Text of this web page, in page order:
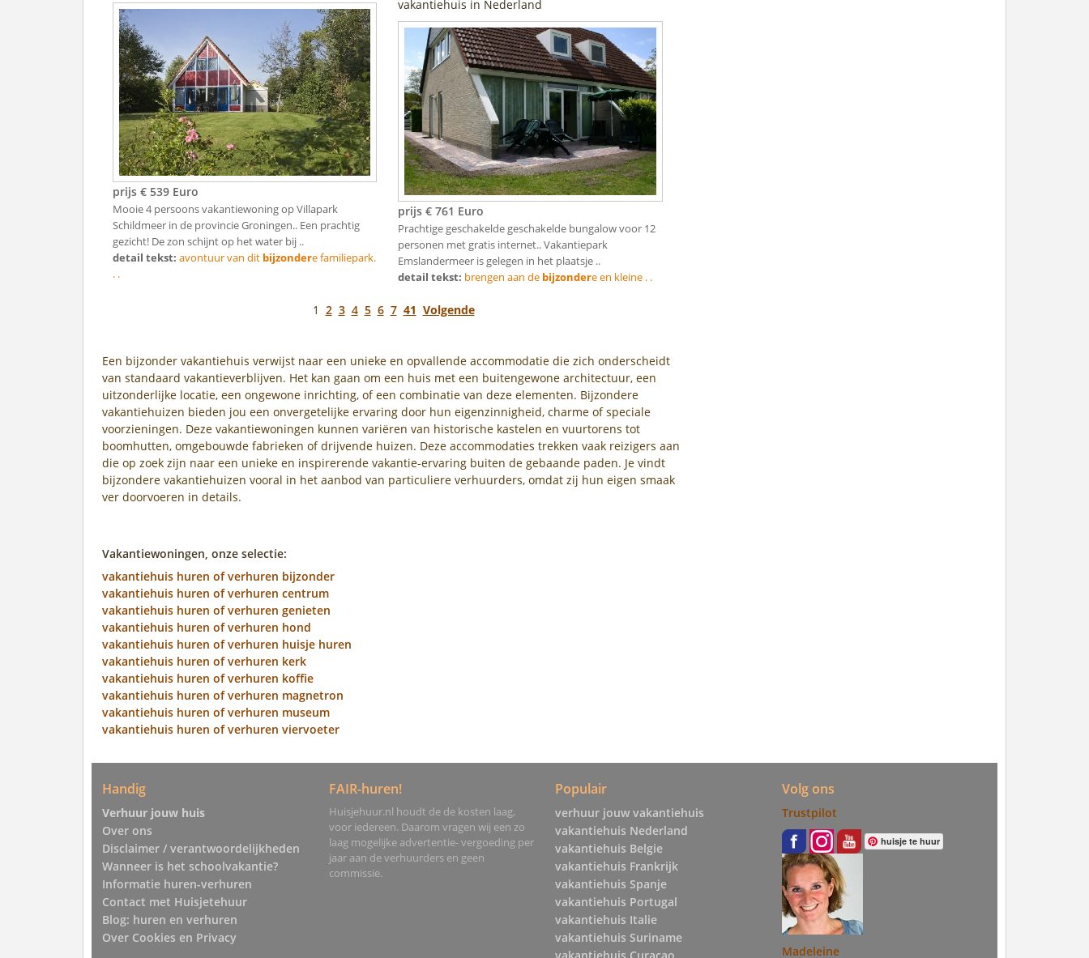
prijs € 539 Euro
Mooie 4 persoons vakantiewoning op Villapark
Schildmeer in de provincie Groningen.. Een prachtig
gezicht! De zon schijnt op het water bij ..
detail tekst: avontuur van dit bijzondere familiepark.
. .
vakantiehuis in Nederland
prijs € 761 Euro
Prachtige geschakelde geschakelde bungalow voor 12
personen met gratis internet.. Vakantiepark
Emslandermeer is gelegen in het plaatsje ..
detail tekst: brengen aan de bijzondere en kleine . .
1 2 3 4 5 6 7 41 Volgende
Een bijzonder vakantiehuis verwijst naar een unieke en opvallende accommodatie die zich onderscheidt
van standaard vakantieverblijven. Het kan gaan om een huis met een buitengewone architectuur, een
uitzonderlijke locatie, een ongewone inrichting, of een combinatie van deze elementen. Bijzondere
vakantiehuizen bieden jou een onvergetelijke ervaring door hun eigenzinnigheid, charme of speciale
voorzieningen. Deze vakantiewoningen kunnen variëren van historische kastelen en vuurtorens tot
boomhutten, omgebouwde fabrieken of drijvende huizen. Deze accommodaties trekken vaak reizigers aan
die op zoek zijn naar een unieke en inspirerende vakantie-ervaring buiten de gebaande paden. Je vindt
bijzondere vakantiehuizen vooral in het aanbod van particuliere verhuurders, omdat zij hun eigen smaak
ver doorvoeren in details.
Vakantiewoningen, onze selectie:
vakantiehuis huren of verhuren bijzonder
vakantiehuis huren of verhuren centrum
vakantiehuis huren of verhuren genieten
vakantiehuis huren of verhuren hond
vakantiehuis huren of verhuren huisje huren
vakantiehuis huren of verhuren kerk
vakantiehuis huren of verhuren koffie
vakantiehuis huren of verhuren magnetron
vakantiehuis huren of verhuren museum
vakantiehuis huren of verhuren viervoeter
Handig
Verhuur jouw huis
Over ons
Disclaimer / verantwoordelijkheden
Wanneer is het schoolvakantie?
Informatie huren-verhuren
Contact met Huisjetehuur
Blog: huren en verhuren
Over Cookies en Privacy
FAIR-huren!
Huisjehuur.nl houdt de de kosten laag,
voor iedereen. Daarom vragen wij een zo
laag mogelijke advertentie- vergoeding per
jaar aan de verhuurders en geen
commissie.
Populair
verhuur jouw vakantiehuis
vakantiehuis Nederland
vakantiehuis Belgie
vakantiehuis Frankrijk
vakantiehuis Spanje
vakantiehuis Portugal
vakantiehuis Italie
vakantiehuis Suriname
Volg ons
Trustpilot
huisje te huur
Madeleine